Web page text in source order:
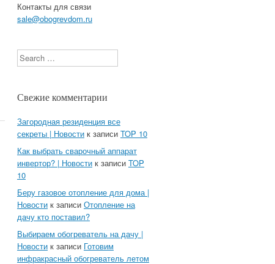
Контакты для связи
sale@obogrevdom.ru
Search
Свежие комментарии
Загородная резиденция все
секреты | Новости к записи TOP 10
Как выбрать сварочный аппарат
инвертор? | Новости к записи TOP
10
Беру газовое отопление для дома |
Новости к записи Отопление на
дачу кто поставил?
Выбираем обогреватель на дачу |
Новости к записи Готовим
инфракрасный обогреватель летом